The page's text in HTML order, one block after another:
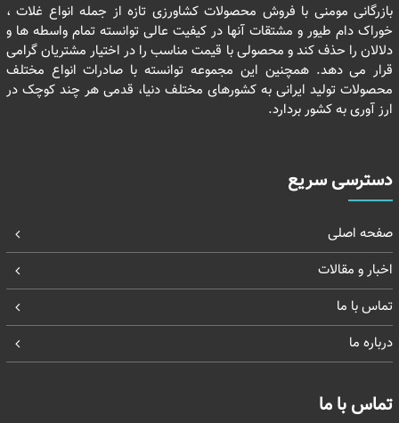
بازرگانی مومنی با فروش محصولات کشاورزی تازه از جمله انواع غلات ،
خوراک دام طیور و مشتقات آنها در کیفیت عالی توانسته تمام واسطه ها و
دلالان را حذف کند و محصولی با قیمت مناسب را در اختیار مشتریان گرامی
قرار می دهد. همچنین این مجموعه توانسته با صادرات انواع مختلف
محصولات تولید ایرانی به کشورهای مختلف دنیا، قدمی هر چند کوچک در
ارز آوری به کشور بردارد.
دسترسی سریع
صفحه اصلی
اخبار و مقالات
تماس با ما
درباره ما
تماس با ما